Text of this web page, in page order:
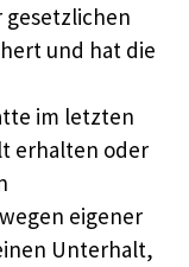
gesetzlichen
und hat die
im letzten
erhalten oder
eigener
Unterhalt,